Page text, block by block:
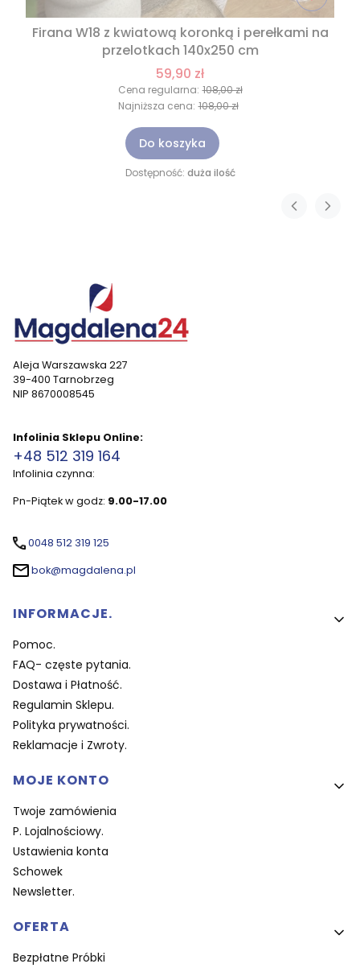
Firana W18 z kwiatową koronką i perełkami na
przelotkach 140x250 cm
59,90 zł
Cena regularna: 108,00 zł
Najniższa cena: 108,00 zł
Do koszyka
Dostępność: duża ilość
Aleja Warszawska 227
39-400 Tarnobrzeg
NIP 8670008545
Infolinia Sklepu Online:
+48 512 319 164
Infolinia czynna:
Pn-Piątek w godz: 9.00-17.00
0048 512 319 125
bok@magdalena.pl
Linki w stopce
INFORMACJE.
Pomoc.
FAQ- częste pytania.
Dostawa i Płatność.
Regulamin Sklepu.
Polityka prywatności.
Reklamacje i Zwroty.
MOJE KONTO
Twoje zamówienia
P. Lojalnościowy.
Ustawienia konta
Schowek
Newsletter.
OFERTA
Bezpłatne Próbki